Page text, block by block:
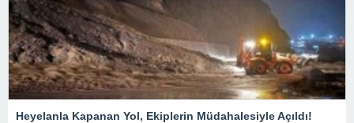
Heyelanla Kapanan Yol, Ekiplerin Müdahalesiyle Açıldı!